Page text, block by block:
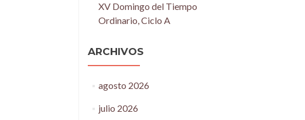
XV Domingo del Tiempo
Ordinario, Ciclo A
ARCHIVOS
agosto 2026
julio 2026